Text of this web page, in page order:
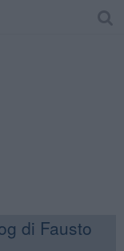
di Fausto